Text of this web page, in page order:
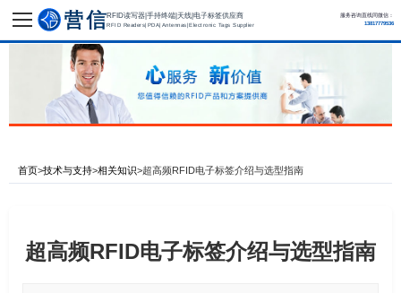
RFID读写器|手持终端|天线|电子标签供应商
RFID Readers|PDA|Antennas|Electronic Tags Supplier
服务咨询直线同微信：
13817779536
首页>技术与支持>相关知识>超高频RFID电子标签介绍与选型指南
超高频RFID电子标签介绍与选型指南